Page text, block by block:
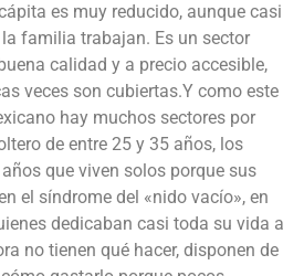
es muy reducido, aunque casi
familia trabajan. Es un sector
calidad y a precio accesible,
veces son cubiertas.Y como este
hay muchos sectores por
de entre 25 y 35 años, los
que viven solos porque sus
el síndrome del «nido vacío», en
dedicaban casi toda su vida a
no tienen qué hacer, disponen de